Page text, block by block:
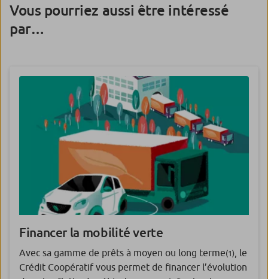
Vous pourriez aussi être intéressé
par…
Financer la mobilité verte
Avec sa gamme de prêts à moyen ou long terme(1) , le
Crédit Coopératif vous permet de financer l’évolution